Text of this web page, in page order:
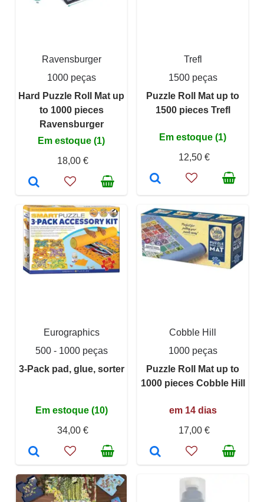
Ravensburger
1000 peças
Hard Puzzle Roll Mat up
to 1000 pieces
Ravensburger
Em estoque (1)
18,00 €
Trefl
1500 peças
Puzzle Roll Mat up to
1500 pieces Trefl
Em estoque (1)
12,50 €
Eurographics
500 - 1000 peças
3-Pack pad, glue, sorter
Em estoque (10)
34,00 €
Cobble Hill
1000 peças
Puzzle Roll Mat up to
1000 pieces Cobble Hill
em 14 dias
17,00 €